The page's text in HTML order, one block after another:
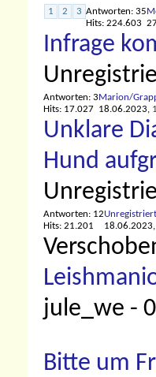
1 2 3 Antworten: 35
Hits: 224.603
Infrage
Antworten: 3
Hits: 17.027
Marion/
18.06.2023,
Unklare
Hund
Antworten: 12
Hits: 21.201
Unregistriert
18.06.2023,
jule_we -
Bitte um